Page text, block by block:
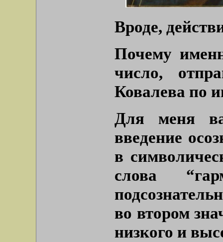
Вроде,
Почему
число,
Ковалева по
Для меня
введение
в
слова
во втором
низкого и